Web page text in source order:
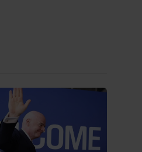
Als dat betekent dat
competities moeten
moet dat gebeuren",
in aanloop van een
Chelsea in Nieuw-
Auckland.